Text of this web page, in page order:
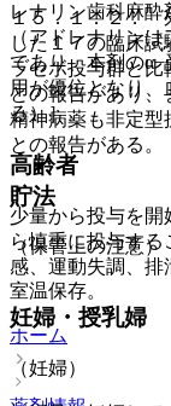
１５．１．２．
した１７の臨床
ラセボ投与群と比
との報告があり、
精神病薬も非定型
との報告がある。
貯法
（保管上の注意）
室温保存。
ホーム
レナリン歯科麻
（アドレナリン
であり、本剤の
用が優位となり
る）］。
高齢者
少量から投与を
ら慎重に投与す
感、運動失調、排
妊婦・授乳婦
（妊婦）